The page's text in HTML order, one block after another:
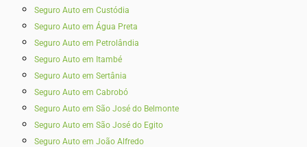
Seguro Auto em Custódia
Seguro Auto em Água Preta
Seguro Auto em Petrolândia
Seguro Auto em Itambé
Seguro Auto em Sertânia
Seguro Auto em Cabrobó
Seguro Auto em São José do Belmonte
Seguro Auto em São José do Egito
Seguro Auto em João Alfredo